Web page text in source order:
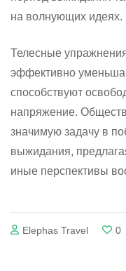
на волнующих идеях.
Телесные
эффективно
способствуют
напряжение.
значимую задачу в
выжидания,
иные перспективы
Elephas Travel 0